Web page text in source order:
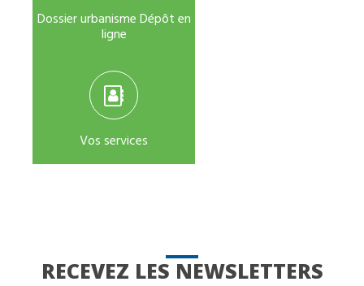
Dossier urbanisme Dépôt en
ligne
Vos services
RECEVEZ LES NEWSLETTERS